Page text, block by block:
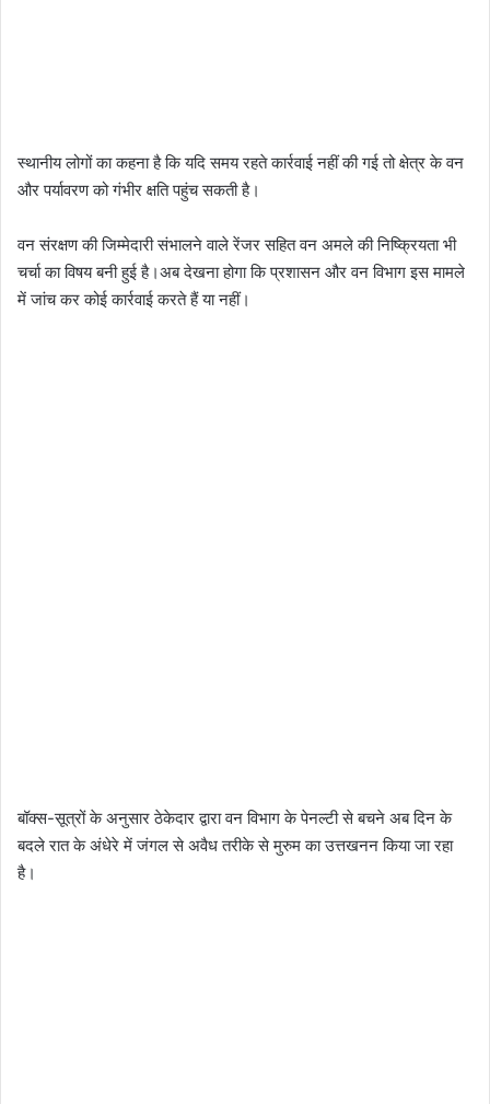
स्थानीय लोगों का कहना है कि यदि समय रहते कार्रवाई नहीं की गई तो क्षेत्र के वन
और पर्यावरण को गंभीर क्षति पहुंच सकती है।
वन संरक्षण की जिम्मेदारी संभालने वाले रेंजर सहित वन अमले की निष्क्रियता भी
चर्चा का विषय बनी हुई है।अब देखना होगा कि प्रशासन और वन विभाग इस मामले
में जांच कर कोई कार्रवाई करते हैं या नहीं।
बॉक्स-सूत्रों के अनुसार ठेकेदार द्वारा वन विभाग के पेनल्टी से बचने अब दिन के
बदले रात के अंधेरे में जंगल से अवैध तरीके से मुरुम का उत्तखनन किया जा रहा
है।